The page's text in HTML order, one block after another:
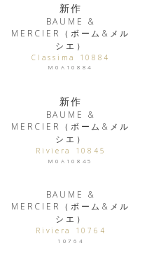
新作
BAUME &
MERCIER（ボーム&メル
シエ）
Classima 10884
M0A10884
新作
BAUME &
MERCIER（ボーム&メル
シエ）
Riviera 10845
M0A10845
BAUME &
MERCIER（ボーム&メル
シエ）
Riviera 10764
10764